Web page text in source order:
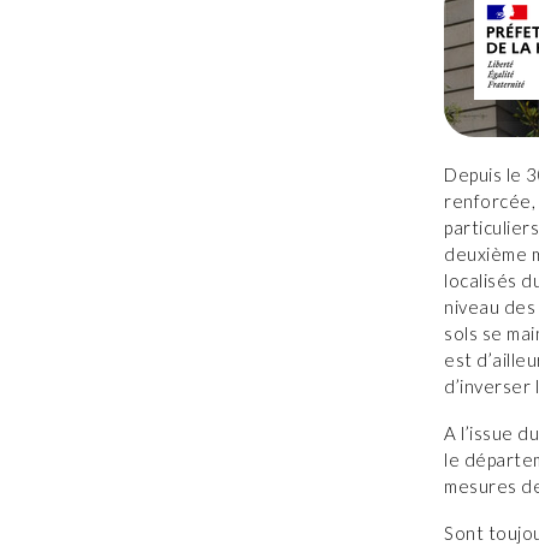
Depuis le
renforcée,
deuxième
localisés
niveau
sols se
est
d’inverser
A l’issue
le
mesures
Sont